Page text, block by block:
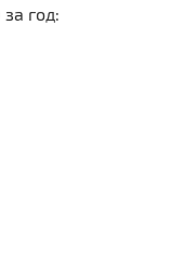
год: